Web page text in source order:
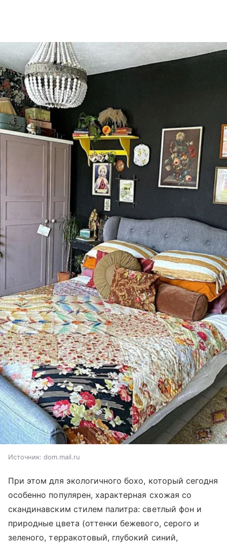
Источник: dom.mail.ru
При этом для экологичного бохо, который сегодня
особенно популярен, характерная схожая со
скандинавским стилем палитра: светлый фон и
природные цвета (оттенки бежевого, серого и
зеленого, терракотовый, глубокий синий,